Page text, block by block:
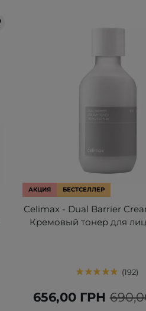
АКЦИЯ БЕСТСЕЛЛЕР
Celimax - Dual Barrier
Кремовый тонер для
192
656,00 ГРН